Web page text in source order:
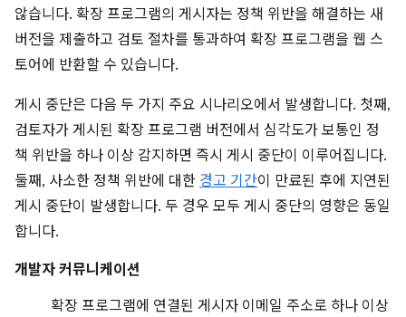
않습니다. 확장 프로그램의 게시자는 정책 위반을 해결하는 새
버전을 제출하고 검토 절차를 통과하여 확장 프로그램을 웹 스
토어에 반환할 수 있습니다.
게시 중단은 다음 두 가지 주요 시나리오에서 발생합니다. 첫째,
검토자가 게시된 확장 프로그램 버전에서 심각도가 보통인 정
책 위반을 하나 이상 감지하면 즉시 게시 중단이 이루어집니다.
둘째, 사소한 정책 위반에 대한 경고 기간이 만료된 후에 지연된
게시 중단이 발생합니다. 두 경우 모두 게시 중단의 영향은 동일
합니다.
개발자 커뮤니케이션
확장 프로그램에 연결된 게시자 이메일 주소로 하나 이상